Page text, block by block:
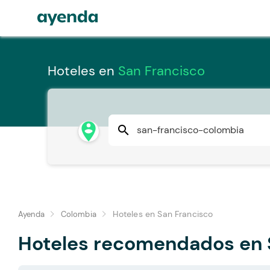
Hoteles en San Francisco
person_pin_circle search
Ayenda Colombia Hoteles en San Francisco
Hoteles recomendados en